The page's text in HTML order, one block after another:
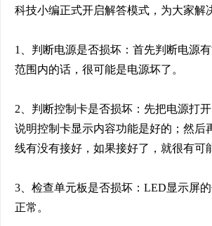
科技小编正式开启解答模式，为大家解
1、判断电源是否损坏：首先判断电源
范围内的话，很可能是电源坏了。
2、判断控制卡是否损坏：先把电源打
说明控制卡显示内容功能是好的；然
线有没有接好，如果接好了，就很有
3、检查单元板是否损坏：LED显示屏
正常。